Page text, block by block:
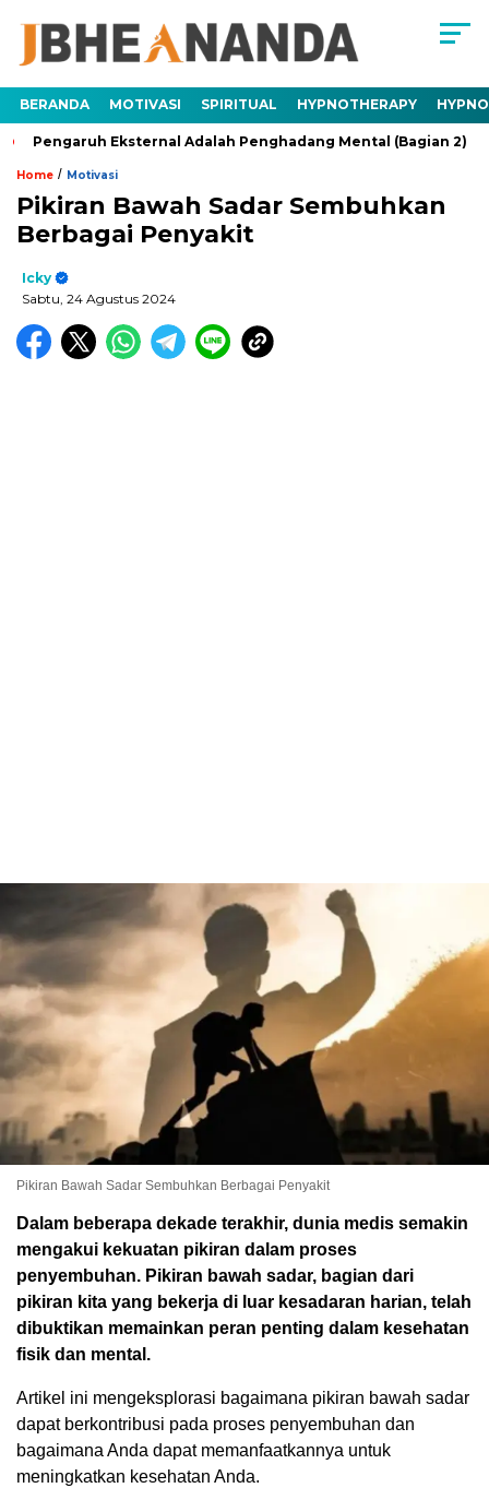
BERANDA MOTIVASI SPIRITUAL HYPNOTHERAPY
Eksternal Adalah Penghadang Mental (Bagian 2)
Home / Motivasi
Pikiran Bawah Sadar Sembuhkan
Berbagai Penyakit
Icky
Sabtu, 24 Agustus 2024
Pikiran Bawah Sadar Sembuhkan Berbagai Penyakit
Dalam beberapa dekade terakhir, dunia medis semakin
mengakui kekuatan pikiran dalam proses
penyembuhan. Pikiran bawah sadar, bagian dari
pikiran kita yang bekerja di luar kesadaran harian, telah
dibuktikan memainkan peran penting dalam kesehatan
fisik dan mental.
Artikel ini mengeksplorasi bagaimana pikiran bawah sadar
dapat berkontribusi pada proses penyembuhan dan
bagaimana Anda dapat memanfaatkannya untuk
meningkatkan kesehatan Anda.